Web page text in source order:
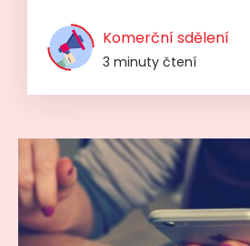
Komerční sdělení
3 minuty čtení